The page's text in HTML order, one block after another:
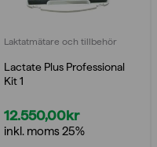
Laktatmätare och tillbehör
Lactate Plus Professional
Kit 1
12.550,00kr
inkl. moms 25%